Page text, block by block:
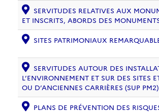
SERVITUDES RELATIVES AUX
ET INSCRITS, ABORDS DES
SITES PATRIMONIAUX
SERVITUDES AUTOUR DES
L’ENVIRONNEMENT ET SUR DES SITES
OU D’ANCIENNES CARRIÈRES (SUP PM2)
PLANS DE PRÉVENTION DES